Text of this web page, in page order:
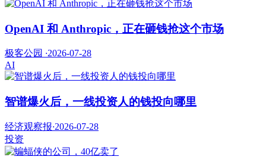
OpenAI 和 Anthropic，正在砸钱抢这个市场
极客公园 ·2026-07-28
AI
智谱爆火后，一线投资人的钱投向哪里
经济观察报·2026-07-28
投资